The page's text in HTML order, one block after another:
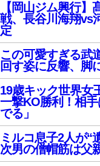
【岡山ジム興行
戦、長谷川海翔vs
定
この可愛すぎる武
回す姿に反響、脚
19歳キック世界女
一撃KO勝利！相
でる」
ミルコ息子2人が“
次男の僧帽筋は父